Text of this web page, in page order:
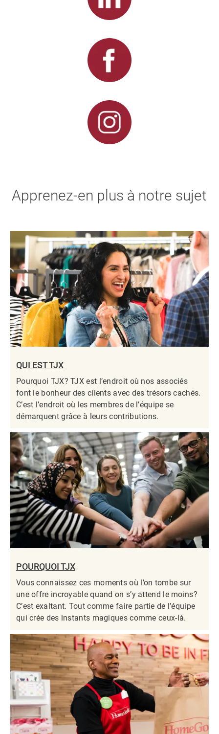
Apprenez-en plus à notre sujet
QUI EST TJX
Pourquoi TJX? TJX est l’endroit où nos associés
font le bonheur des clients avec des trésors cachés.
C’est l’endroit où les membres de l’équipe se
démarquent grâce à leurs contributions.​​​​​​​
POURQUOI TJX
Vous connaissez ces moments où l’on tombe sur
une offre incroyable quand on s’y attend le moins?
C’est exaltant. Tout comme faire partie de l’équipe
qui crée des instants magiques comme ceux-là.​​​​​​​